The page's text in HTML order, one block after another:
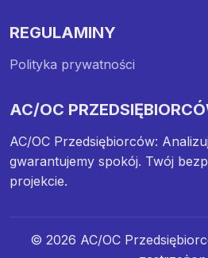
REGULAMINY
Polityka prywatności
AC/OC
AC/OC Przedsiębiorców:
gwarantujemy spokój. Twój
projekcie.
© 2026 AC/OC